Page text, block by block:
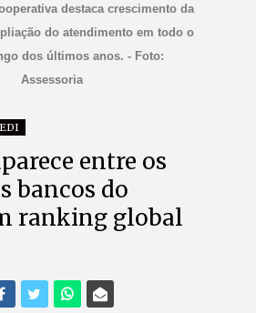
destaca crescimento da
do atendimento em todo o
dos últimos anos. - Foto:
Assessoria
entre os
bancos do
ranking global